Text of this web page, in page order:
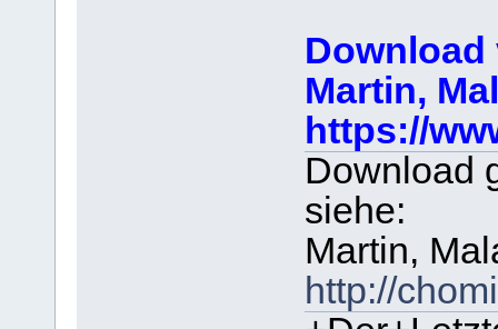
Download
Martin,
https://
Download
siehe:
Martin,
http://